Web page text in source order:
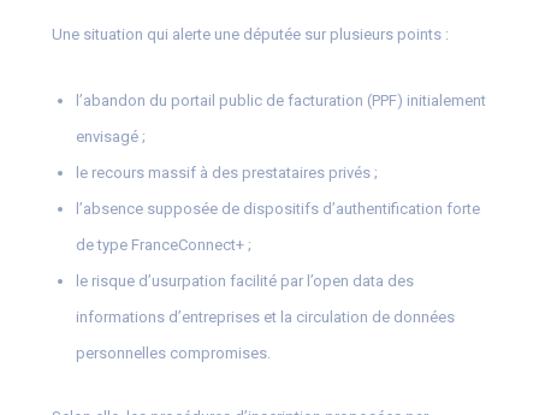
Une situation qui alerte une députée sur plusieurs points :
l’abandon du portail public de facturation (PPF) initialement
envisagé ;
le recours massif à des prestataires privés ;
l’absence supposée de dispositifs d’authentification forte
de type FranceConnect+ ;
le risque d’usurpation facilité par l’open data des
informations d’entreprises et la circulation de données
personnelles compromises.